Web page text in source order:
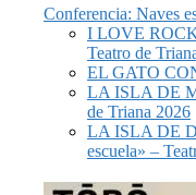
Conferencia: Naves
I LOVE
Teatro de
EL GATO
LA ISLA DE
de Triana 2026
LA ISLA DE
escuela» –